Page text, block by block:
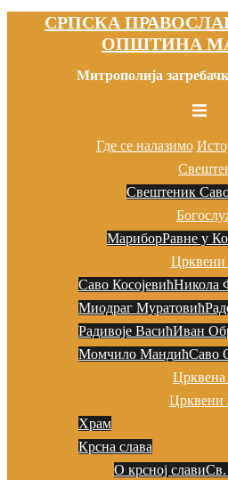
СРПСКА
ОПШТИНА
Митрополија
Toggle
Где се налазимо
Свештеник
МариборРавне у
Црквени
Саво КосојевићНикола
Миодраг Муратовић
Радивоје ВасићИван
Момчило МандићСаво
Црквена
Црквени
Храм
Крсна слава
О крсној славиСв.